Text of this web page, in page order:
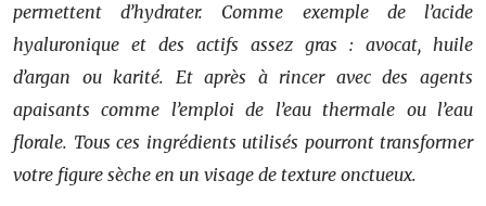
permettent d’hydrater. Comme exemple de l’acide
hyaluronique et des actifs assez gras : avocat, huile
d’argan ou karité. Et après à rincer avec des agents
apaisants comme l’emploi de l’eau thermale ou l’eau
florale. Tous ces ingrédients utilisés pourront transformer
votre figure sèche en un visage de texture onctueux.